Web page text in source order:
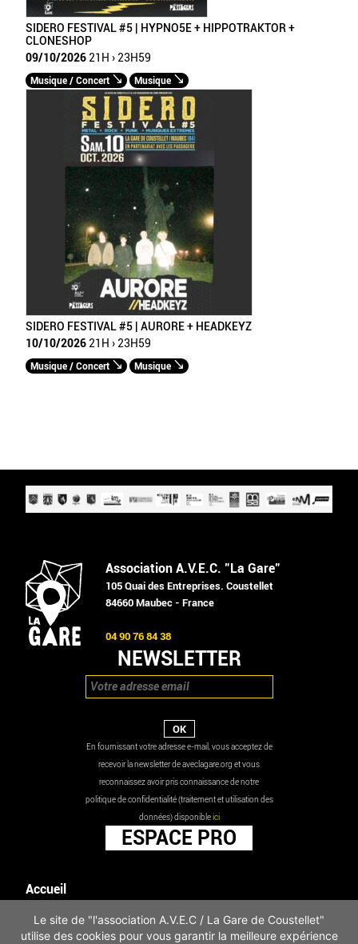
SIDERO FESTIVAL #5 | HYPNO5E + HIPPOTRAKTOR +
CLONESHOP
09/10/2026 21H › 23H59
Musique / Concert Musique
SIDERO FESTIVAL #5 | AURORE + HEADKEYZ
10/10/2026 21H › 23H59
Musique / Concert Musique
Association A.V.E.C. "La Gare"
105 Quai des Entreprises. Coustellet
84660 Maubec - France
04 90 76 84 38
NEWSLETTER
En fournissant votre adresse e-mail, vous acceptez de
recevoir la newsletter de aveclagare.org et vous
reconnaissez avoir pris connaissance de notre
politique de confidentialité (traitement et utilisation des
données) disponibleici
ESPACE PRO
Accueil
Les actualités
Le site de "l'association A.V.E.C / La Gare de Coustellet"
utilise des cookies pour vous garantir la meilleure expérience